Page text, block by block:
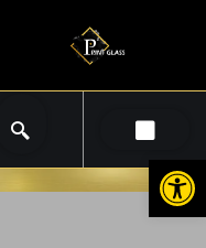
פתח סרגל נגישות